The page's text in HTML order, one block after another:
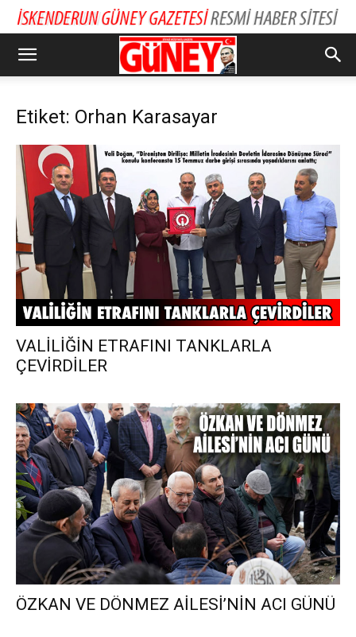
Etiket: Orhan Karasayar
VALİLİĞİN ETRAFINI TANKLARLA
ÇEVİRDİLER
ÖZKAN VE DÖNMEZ AİLESİ’NİN ACI GÜNÜ